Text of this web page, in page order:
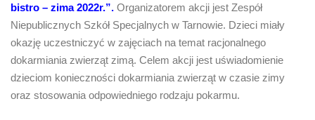
bistro – zima 2022r.”. Organizatorem akcji jest Zespół
Niepublicznych Szkół Specjalnych w Tarnowie. Dzieci miały
okazję uczestniczyć w zajęciach na temat racjonalnego
dokarmiania zwierząt zimą. Celem akcji jest uświadomienie
dzieciom konieczności dokarmiania zwierząt w czasie zimy
oraz stosowania odpowiedniego rodzaju pokarmu.